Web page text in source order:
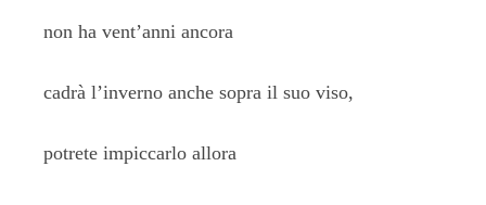
non ha vent’anni ancora
cadrà l’inverno anche sopra il suo viso,
potrete impiccarlo allora